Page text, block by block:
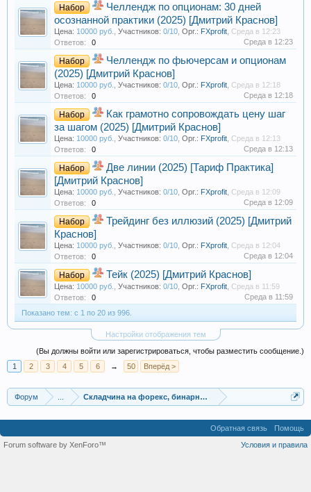
Набор
Челлендж по опционам: 30 дней
осознанной практики (2025) [Дмитрий Краснов]
Цена: 10000 руб. Участников: 0/10 Орг.: FXprofit Среда в 12:23
Ответов:
0 Среда в 12:23
Набор
Челлендж по фьючерсам и опционам
(2025) [Дмитрий Краснов]
Цена: 10000 руб. Участников: 0/10 Орг.: FXprofit Среда в 12:18
Ответов:
0 Среда в 12:18
Набор
Как грамотно сопровождать цену шаг
за шагом (2025) [Дмитрий Краснов]
Цена: 10000 руб. Участников: 0/10 Орг.: FXprofit Среда в 12:13
Ответов:
0 Среда в 12:13
Набор
Две линии (2025) [Тариф Практика]
[Дмитрий Краснов]
Цена: 10000 руб. Участников: 0/10 Орг.: FXprofit Среда в 12:09
Ответов:
0 Среда в 12:09
Набор
Трейдинг без иллюзий (2025) [Дмитрий
Краснов]
Цена: 10000 руб. Участников: 0/10 Орг.: FXprofit Среда в 12:04
Ответов:
0 Среда в 12:04
Набор Тейк (2025) [Дмитрий Краснов]
Цена: 10000 руб. Участников: 0/10 Орг.: FXprofit Среда в 11:59
Ответов:
0
Среда в 11:59
Показано тем: с 1 по 20 из 996.
Настройки отображения тем
(Вы должны войти или зарегистрироваться, чтобы разместить сообщение.)
1
2 3 4 5 6 → 50 Вперёд >
Форум Складчина на форекс, бинарные опционы, ММВБ, CME
Обратная связь
Помощь
Условия и правила
Forum software by XenForo™